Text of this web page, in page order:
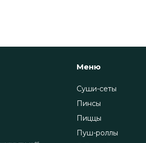
Меню
Суши-сеты
Пинсы
Пиццы
Пуш-роллы